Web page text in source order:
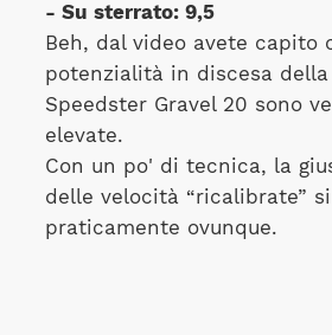
- Su sterrato: 9,5
Beh, dal video avete capito
potenzialità in discesa
Speedster Gravel 20 sono
elevate.
Con un po' di tecnica, la
delle velocità “ricalibrate”
praticamente ovunque.